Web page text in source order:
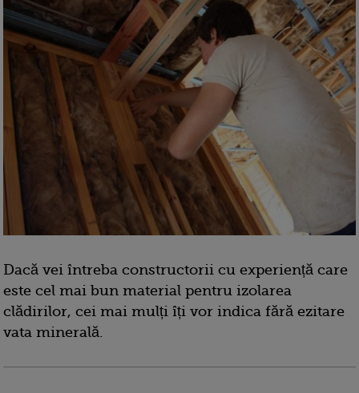
Dacă vei întreba constructorii cu experiență care
este cel mai bun material pentru izolarea
clădirilor, cei mai mulți îți vor indica fără ezitare
vata minerală.